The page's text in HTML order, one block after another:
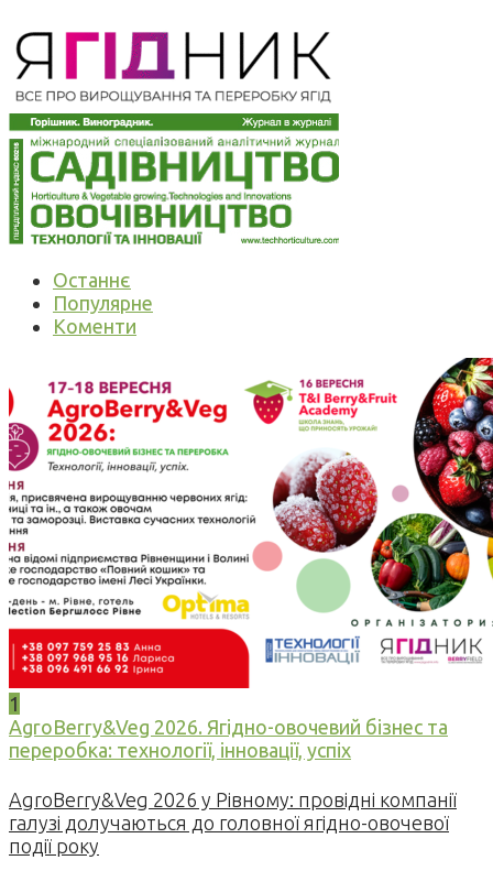
Останнє
Популярне
Коменти
1
AgroBerry&Veg 2026. Ягідно-овочевий бізнес та
переробка: технології, інновації, успіх
AgroBerry&Veg 2026 у Рівному: провідні компанії
галузі долучаються до головної ягідно-овочевої
події року